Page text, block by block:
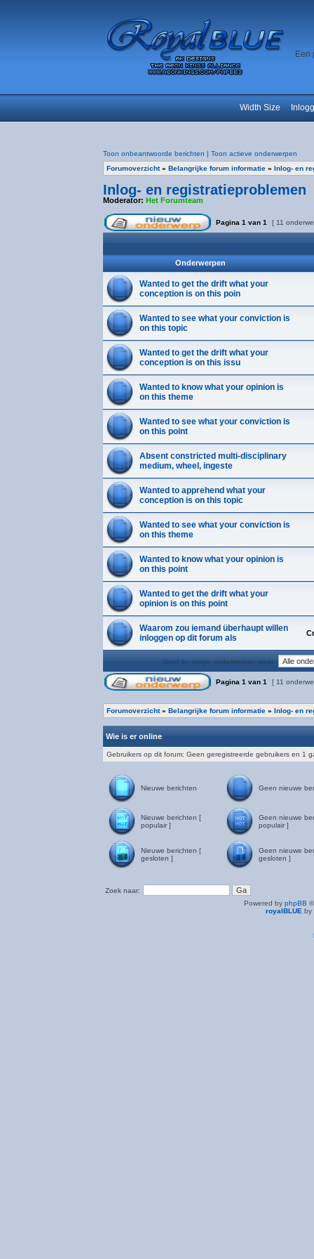
Een
Width Size
Toon onbeantwoorde berichten | Toon actieve onderwerpen
Forumoverzicht» Belangrijke forum informatie » Inlog- en
Inlog- en registratieproblemen
Moderator: Het Forumteam
Pagina 1 van 1 [ 11
Onderwerpen
Wanted to get the drift what your
conception is on this poin
Wanted to see what your conviction is
on this topic
Wanted to get the drift what your
conception is on this issu
Wanted to know what your opinion is
on this theme
Wanted to see what your conviction is
on this point
Absent constricted multi-disciplinary
medium, wheel, ingeste
Wanted to apprehend what your
conception is on this topic
Wanted to see what your conviction is
on this theme
Wanted to know what your opinion is
on this point
Wanted to get the drift what your
opinion is on this point
Waarom zou iemand überhaupt willen
inloggen op dit forum als
Geef de vorige onderwerpen weer:
Pagina 1 van 1 [ 11
Forumoverzicht» Belangrijke forum informatie » Inlog- en
Wie is er online
Gebruikers op dit forum: Geen geregistreerde gebruikers en 1
Nieuwe berichten Geen nieuwe
Nieuwe berichten [
populair ]
Geen nieuwe
populair ]
Nieuwe berichten [
gesloten ]
Geen nieuwe
gesloten ]
Zoek naar:
Powered by phpBB
royalBLUE by